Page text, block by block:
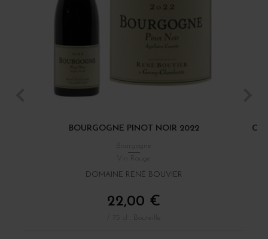
BOURGOGNE PINOT NOIR 2022
DOMAINE RENÉ BOUVIER
22,00 €